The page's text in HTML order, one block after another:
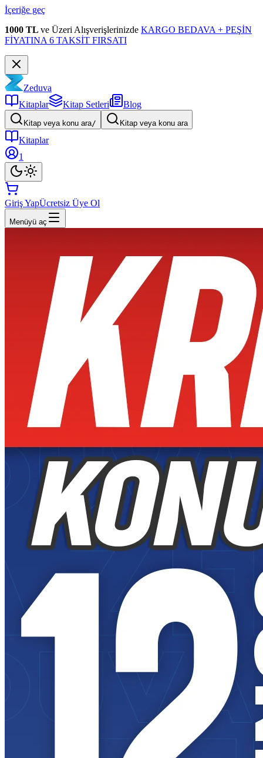
İçeriğe geç
1000 TL ve Üzeri Alışverişlerinizde KARGO BEDAVA + PEŞİN
FİYATINA 6 TAKSİT FIRSATI
Zeduva
Kitaplar
Kitap Setleri Blog
Kitap veya konu ara/ Kitap veya konu ara
Kitaplar
1
Giriş YapÜcretsiz Üye Ol
Menüyü aç